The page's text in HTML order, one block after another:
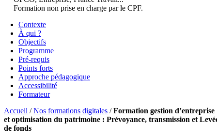
Formation non prise en charge par le CPF.
Contexte
À qui ?
Objectifs
Programme
Pré-requis
Points forts
Approche pédagogique
Accessibilité
Formateur
Accueil /Nos formations digitales /Formation gestion d’entreprise
et optimisation du patrimoine : Prévoyance, transmission et
de fonds